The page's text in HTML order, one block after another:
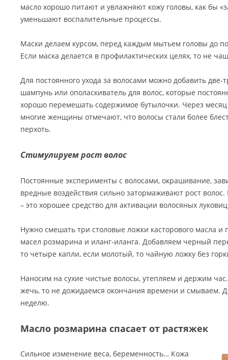
масло хорошо питают и увлажняют кожу головы, как бы
уменьшают воспалительные процессы.
Маски делаем курсом, перед каждым мытьем головы до
Если маска делается в профилактических целях, то не
Для постоянного ухода за волосами можно добавить
шампунь или ополаскиватель для волос, которые
хорошо перемешать содержимое бутылочки. Через
многие женщины отмечают, что волосы стали более
перхоть.
Стимулируем рост волос
Постоянные эксперименты с волосами, окрашивание,
вредные воздействия сильно затормаживают рост
– это хорошее средство для активации волосяных
Нужно смешать три столовые ложки касторового масла
масел розмарина и иланг-иланга. Добавляем черный
то четыре капли, если молотый, то чайную ложку без
Наносим на сухие чистые волосы, утепляем и держим
жечь, то не дожидаемся окончания времени и смываем.
неделю.
Масло розмарина спасает от растяжек
Сильное изменение веса, беременность… Кожа